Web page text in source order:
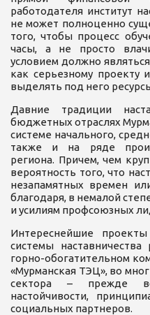
работодателя институт
не может полноценно
того, чтобы процесс
часы, а не просто
условием должно
как серьезному проекту
выделять под него
Давние традиции
бюджетных отраслях
системе начального,
также и на ряде
региона. Причем, чем
вероятность того, что
незапамятных времен
благодаря, в немалой
и усилиям профсоюзных
Интереснейшие
системы
горно-обогатительном
«Мурманская ТЭЦ», во
сектора – прежде
настойчивости,
социальных партнеров.